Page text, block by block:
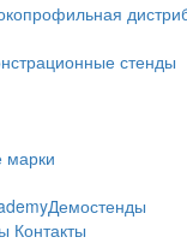
стенды
марки
Демостенды
Контакты